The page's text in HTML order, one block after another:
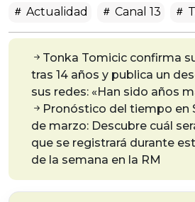
Actualidad Canal 13
Tonka Tomicic confirma
tras 14 años y publica un
sus redes: «Han sido años
Pronóstico del tiempo en
de marzo: Descubre cuál
que se registrará durante
de la semana en la RM